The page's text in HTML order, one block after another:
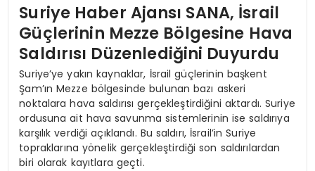
Suriye Haber Ajansı SANA, İsrail
Güçlerinin Mezze Bölgesine Hava
Saldırısı Düzenlediğini Duyurdu
Suriye’ye yakın kaynaklar, İsrail güçlerinin başkent
Şam’ın Mezze bölgesinde bulunan bazı askeri
noktalara hava saldırısı gerçekleştirdiğini aktardı. Suriye
ordusuna ait hava savunma sistemlerinin ise saldırıya
karşılık verdiği açıklandı. Bu saldırı, İsrail’in Suriye
topraklarına yönelik gerçekleştirdiği son saldırılardan
biri olarak kayıtlara geçti.